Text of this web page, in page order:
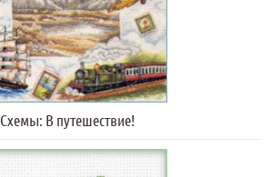
Схемы: В путешествие!